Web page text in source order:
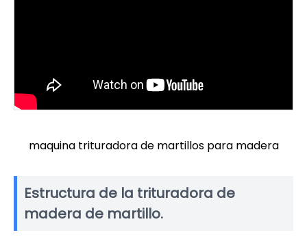
maquina trituradora de martillos para madera
Estructura de la trituradora de
madera de martillo.